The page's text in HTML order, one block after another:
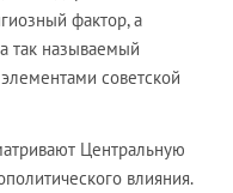
фактор, а
так называемый
советской
Центральную
влияния.